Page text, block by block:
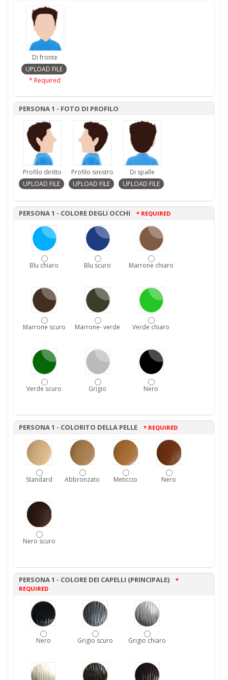
Di fronte
* Required
PERSONA 1 - FOTO DI PROFILO
Profilo diritto Profilo sinistro Di spalle
PERSONA 1 - COLORE DEGLI OCCHI * REQUIRED
Blu chiaro Blu scuro Marrone chiaro
Marrone scuro Marrone- verde Verde chiaro
Verde scuro Grigio Nero
PERSONA 1 - COLORITO DELLA PELLE * REQUIRED
Standard Abbronzato Meticcio Nero
Nero scuro
PERSONA 1 - COLORE DEI CAPELLI (PRINCIPALE) *
REQUIRED
Nero Grigio scuro Grigio chiaro